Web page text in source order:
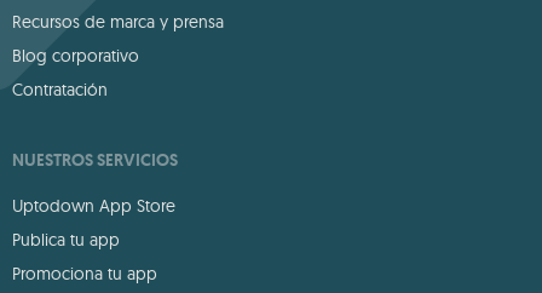
Recursos de marca y prensa
Blog corporativo
Contratación
NUESTROS SERVICIOS
Uptodown App Store
Publica tu app
Promociona tu app